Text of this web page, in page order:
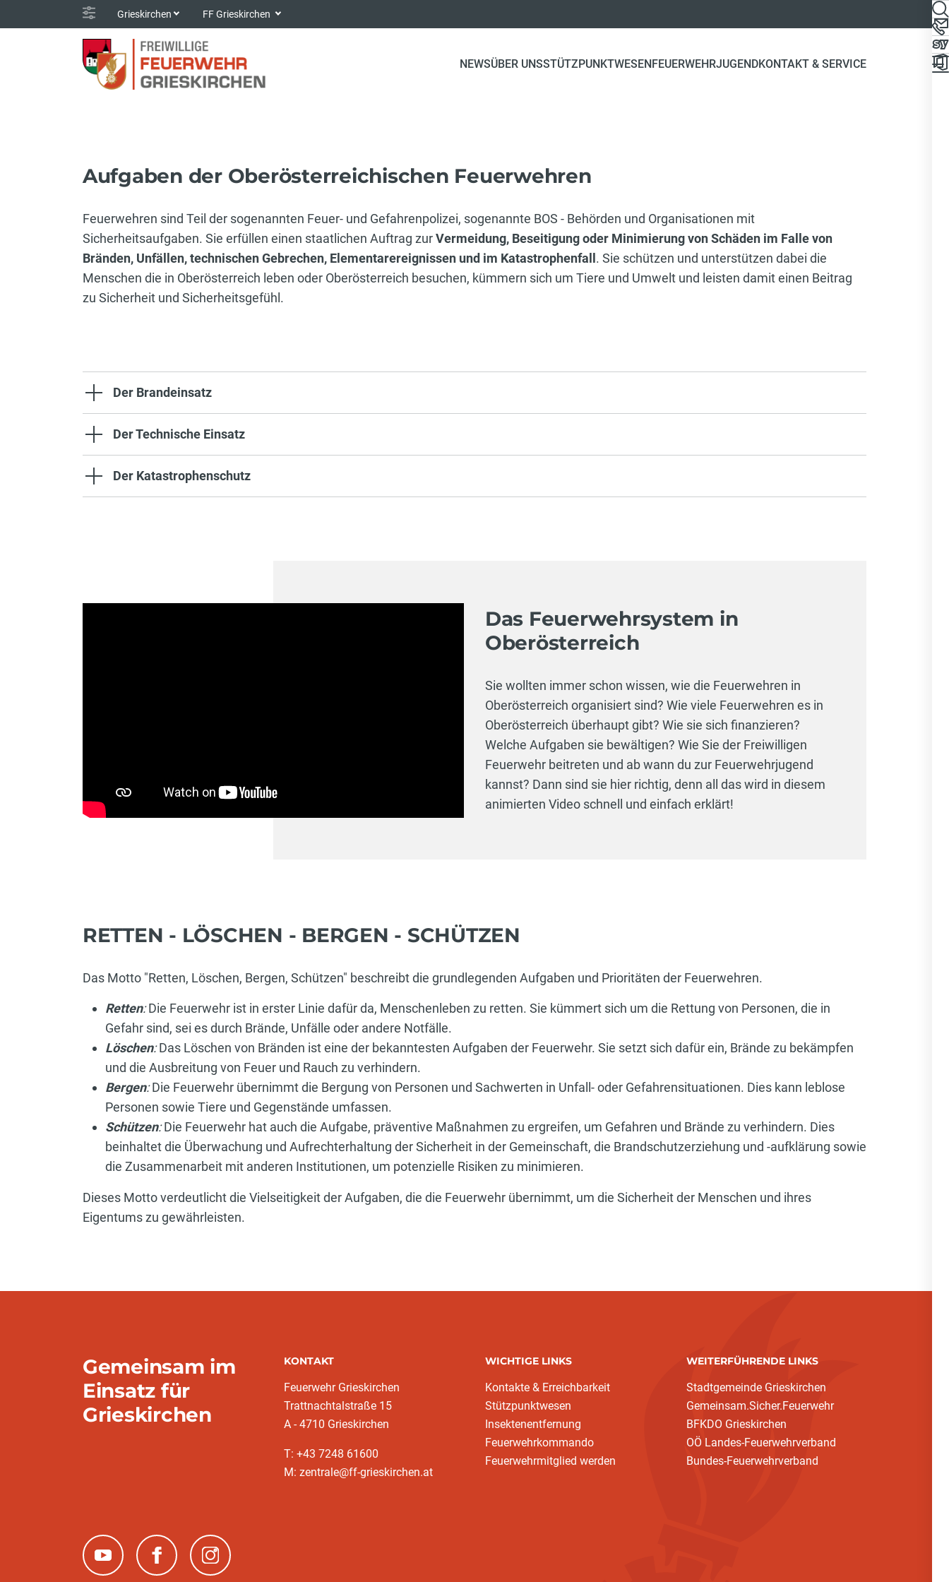
Grieskirchen FF Grieskirchen
NEWSÜBER UNSSTÜTZPUNKTWESENFEUERWEHRJUGENDKONTAKT & SERVICE
Aufgaben der Oberösterreichischen Feuerwehren
Feuerwehren sind Teil der sogenannten Feuer- und Gefahrenpolizei, sogenannte BOS - Behörden und Organisationen mit
Sicherheitsaufgaben. Sie erfüllen einen staatlichen Auftrag zurVermeidung, Beseitigung oder Minimierung von Schäden im Falle von
Bränden, Unfällen, technischen Gebrechen, Elementarereignissen und im Katastrophenfall. Sie schützen und unterstützen dabei die
Menschen die in Oberösterreich leben oder Oberösterreich besuchen, kümmern sich um Tiere und Umwelt und leisten damit einen Beitrag
zu Sicherheit und Sicherheitsgefühl.
Der Brandeinsatz
Der Technische Einsatz
Der Katastrophenschutz
Das Feuerwehrsystem in
Oberösterreich
Sie wollten immer schon wissen, wie die Feuerwehren in
Oberösterreich organisiert sind? Wie viele Feuerwehren es in
Oberösterreich überhaupt gibt? Wie sie sich finanzieren?
Welche Aufgaben sie bewältigen? Wie Sie der Freiwilligen
Feuerwehr beitreten und ab wann du zur Feuerwehrjugend
kannst? Dann sind sie hier richtig, denn all das wird in diesem
animierten Video schnell und einfach erklärt!
RETTEN - LÖSCHEN - BERGEN - SCHÜTZEN
Das Motto "Retten, Löschen, Bergen, Schützen" beschreibt die grundlegenden Aufgaben und Prioritäten der Feuerwehren.
Retten:Die Feuerwehr ist in erster Linie dafür da, Menschenleben zu retten. Sie kümmert sich um die Rettung von Personen, die in
Gefahr sind, sei es durch Brände, Unfälle oder andere Notfälle.
Löschen:Das Löschen von Bränden ist eine der bekanntesten Aufgaben der Feuerwehr. Sie setzt sich dafür ein, Brände zu bekämpfen
und die Ausbreitung von Feuer und Rauch zu verhindern.
Bergen:Die Feuerwehr übernimmt die Bergung von Personen und Sachwerten in Unfall- oder Gefahrensituationen. Dies kann leblose
Personen sowie Tiere und Gegenstände umfassen.
Schützen:Die Feuerwehr hat auch die Aufgabe, präventive Maßnahmen zu ergreifen, um Gefahren und Brände zu verhindern. Dies
beinhaltet die Überwachung und Aufrechterhaltung der Sicherheit in der Gemeinschaft, die Brandschutzerziehung und -aufklärung sowie
die Zusammenarbeit mit anderen Institutionen, um potenzielle Risiken zu minimieren.
Dieses Motto verdeutlicht die Vielseitigkeit der Aufgaben, die die Feuerwehr übernimmt, um die Sicherheit der Menschen und ihres
Eigentums zu gewährleisten.
Gemeinsam im
Einsatz für
Grieskirchen
KONTAKT
Feuerwehr Grieskirchen
Trattnachtalstraße 15
A - 4710 Grieskirchen
T: +43 7248 61600
M: zentrale@ff-grieskirchen.at
WICHTIGE LINKS
Kontakte & Erreichbarkeit
Stützpunktwesen
Insektenentfernung
Feuerwehrkommando
Feuerwehrmitglied werden
WEITERFÜHRENDE LINKS
Stadtgemeinde Grieskirchen
Gemeinsam.Sicher.Feuerwehr
BFKDO Grieskirchen
OÖ Landes-Feuerwehrverband
Bundes-Feuerwehrverband
(neues Fenster)(neues Fenster)(neues Fenster)